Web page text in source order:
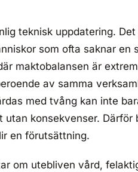
teknisk uppdatering.
som ofta saknar en
maktobalansen är
av samma
med tvång kan inte
konsekvenser. Därför
en förutsättning.
om utebliven vård,